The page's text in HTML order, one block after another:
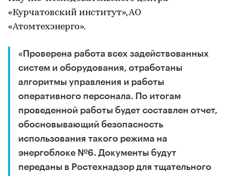
«Курчатовский институт», АО
«Атомтехэнерго».
«Проверена работа всех задействованных
систем и оборудования, отработаны
алгоритмы управления и работы
оперативного персонала. По итогам
проведенной работы будет составлен отчет,
обосновывающий безопасность
использования такого режима на
энергоблоке №6. Документы будут
переданы в Ростехнадзор для тщательного